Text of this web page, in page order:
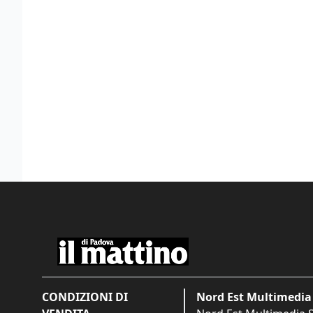
CONDIZIONI DI
Nord Est Multimedia